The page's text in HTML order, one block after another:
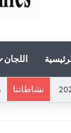
اللجان
نشاطاتنا